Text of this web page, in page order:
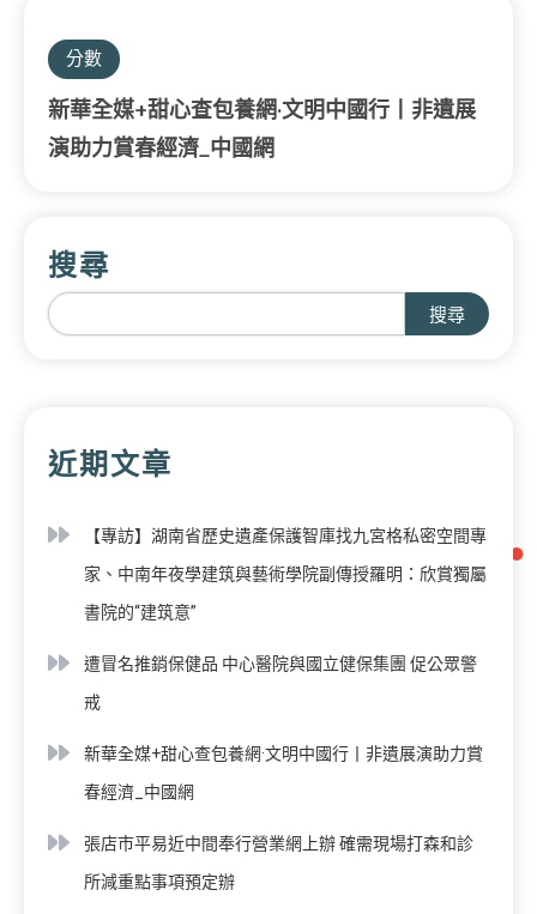
分數
新華全媒+甜心查包養網·文明中國行丨非遺展
演助力賞春經濟_中國網
搜尋
搜尋
近期文章
【專訪】湖南省歷史遺產保護智庫找九宮格私密空間專
家、中南年夜學建筑與藝術學院副傳授羅明：欣賞獨屬
書院的“建筑意”
遭冒名推銷保健品 中心醫院與國立健保集團 促公眾警
戒
新華全媒+甜心查包養網·文明中國行丨非遺展演助力賞
春經濟_中國網
張店市平易近中間奉行營業網上辦 確需現場打森和診
所減重點事項預定辦